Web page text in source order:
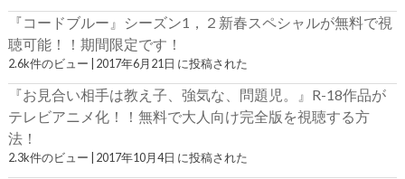
『コードブルー』シーズン1，２新春スペシャルが無料で視
聴可能！！期間限定です！
2.6k件のビュー 2017年6月21日 に投稿された
『お見合い相手は教え子、強気な、問題児。』R-18作品が
テレビアニメ化！！無料で大人向け完全版を視聴する方
法！
2.3k件のビュー 2017年10月4日 に投稿された